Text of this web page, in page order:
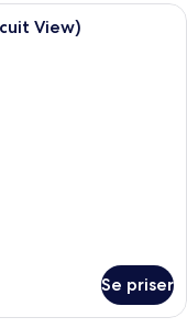
med en stor seng,
View)
Se priser